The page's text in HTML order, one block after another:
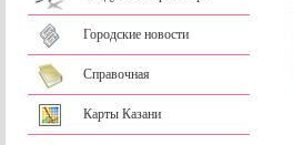
Городские новости
Справочная
Карты Казани